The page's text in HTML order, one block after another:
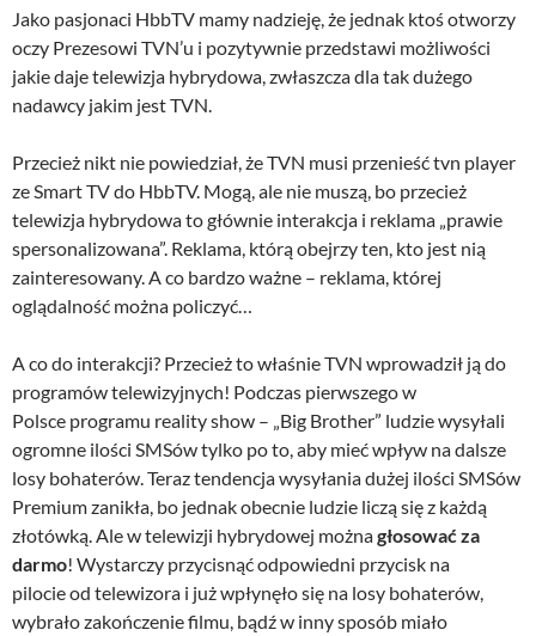
Jako pasjonaci HbbTV mamy nadzieję, że jednak ktoś otworzy
oczy Prezesowi TVN’u i pozytywnie przedstawi możliwości
jakie daje telewizja hybrydowa, zwłaszcza dla tak dużego
nadawcy jakim jest TVN.
Przecież nikt nie powiedział, że TVN musi przenieść tvn player
ze Smart TV do HbbTV. Mogą, ale nie muszą, bo przecież
telewizja hybrydowa to głównie interakcja i reklama „prawie
spersonalizowana”. Reklama, którą obejrzy ten, kto jest nią
zainteresowany. A co bardzo ważne – reklama, której
oglądalność można policzyć…
A co do interakcji? Przecież to właśnie TVN wprowadził ją do
programów telewizyjnych! Podczas pierwszego w
Polsce programu reality show – „Big Brother” ludzie wysyłali
ogromne ilości SMSów tylko po to, aby mieć wpływ na dalsze
losy bohaterów. Teraz tendencja wysyłania dużej ilości SMSów
Premium zanikła, bo jednak obecnie ludzie liczą się z każdą
złotówką. Ale w telewizji hybrydowej możnagłosować za
darmo! Wystarczy przycisnąć odpowiedni przycisk na
pilocie od telewizora i już wpłynęło się na losy bohaterów,
wybrało zakończenie filmu, bądź w inny sposób miało